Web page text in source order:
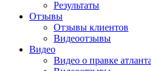
Результаты
Отзывы
Отзывы клиентов
Видеоотзывы
Видео
Видео о правке атланта